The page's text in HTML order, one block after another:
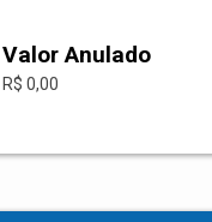
Valor Anulado
R$ 0,00